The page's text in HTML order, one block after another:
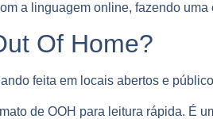
a linguagem online, fazendo
Of Home?
feita em locais abertos e
de OOH para leitura rápida. É